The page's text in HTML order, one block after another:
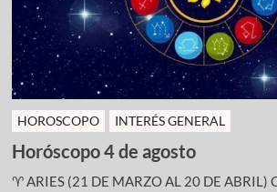
HOROSCOPO INTERÉS GENERAL
Horóscopo 4 de agosto
♈ ARIES (21 DE MARZO AL 20 DE ABRIL)